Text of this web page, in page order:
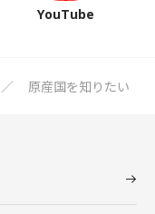
YouTube
原産国を知りたい